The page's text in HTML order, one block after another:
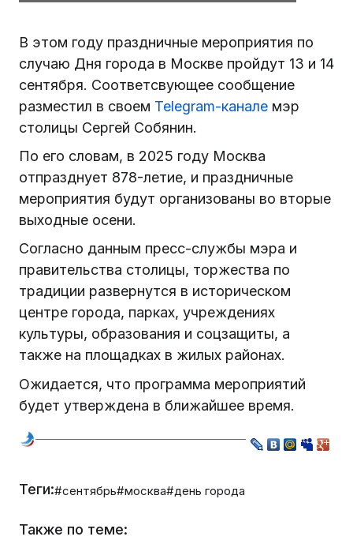
В этом году праздничные мероприятия по
случаю Дня города в Москве пройдут 13 и 14
сентября. Соответсвующее сообщение
разместил в своем Telegram-канале мэр
столицы Сергей Собянин.
По его словам, в 2025 году Москва
отпразднует 878-летие, и праздничные
мероприятия будут организованы во вторые
выходные осени.
Согласно данным пресс-службы мэра и
правительства столицы, торжества по
традиции развернутся в историческом
центре города, парках, учреждениях
культуры, образования и соцзащиты, а
также на площадках в жилых районах.
Ожидается, что программа мероприятий
будет утверждена в ближайшее время.
Теги:#сентябрь#москва#день города
Также по теме: